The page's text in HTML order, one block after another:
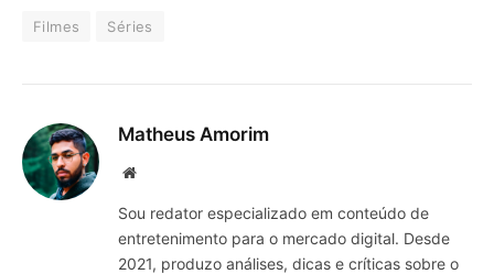
Filmes Séries
Matheus Amorim
Website
Sou redator especializado em conteúdo de
entretenimento para o mercado digital. Desde
2021, produzo análises, dicas e críticas sobre o